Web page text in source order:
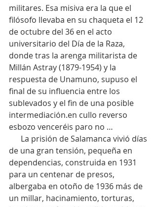
militares. Esa misiva era la que el
filósofo llevaba en su chaqueta el 12
de octubre del 36 en el acto
universitario del Día de la Raza,
donde tras la arenga militarista de
Millán Astray (1879-1954) y la
respuesta de Unamuno, supuso el
final de su influencia entre los
sublevados y el fin de una posible
intermediación.en cullo reverso
esbozo venceréis paro no …
de una gran tensión, pequeña en
dependencias, construida en 1931
para un centenar de presos,
albergaba en otoño de 1936 más de
un millar, hacinamiento, torturas,